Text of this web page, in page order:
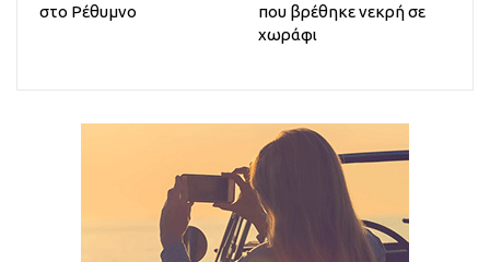
στο Ρέθυμνο
που βρέθηκε νεκρή σε
χωράφι